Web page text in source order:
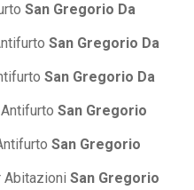
San Gregorio Da
San Gregorio Da
San Gregorio Da
San Gregorio
San Gregorio
Abitazioni San Gregorio